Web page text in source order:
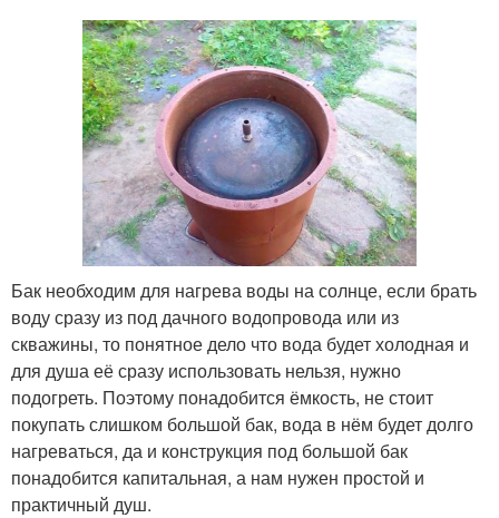
Бак необходим для нагрева воды на солнце, если брать
воду сразу из под дачного водопровода или из
скважины, то понятное дело что вода будет холодная и
для душа её сразу использовать нельзя, нужно
подогреть. Поэтому понадобится ёмкость, не стоит
покупать слишком большой бак, вода в нём будет долго
нагреваться, да и конструкция под большой бак
понадобится капитальная, а нам нужен простой и
практичный душ.